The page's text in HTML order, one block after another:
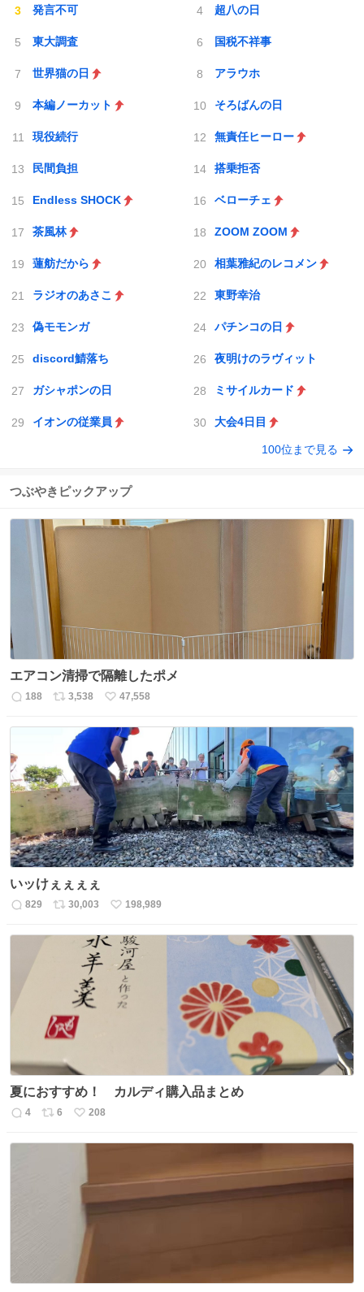
発言不可 超八の日
東大調査 国税不祥事
世界猫の日 アラウホ
本編ノーカット そろばんの日
現役続行 無責任ヒーロー
民間負担 搭乗拒否
Endless SHOCK ベローチェ
茶風林 ZOOM ZOOM
蓮舫だから 相葉雅紀のレコメン
ラジオのあさこ 東野幸治
偽モモンガ パチンコの日
discord鯖落ち 夜明けのラヴィット
ガシャポンの日 ミサイルカード
イオンの従業員 大会4日目
100位まで見る
つぶやきピックアップ
エアコン清掃で隔離したポメ
返
188
リ
数
3,538
い
ね
数
47,558
いッけぇぇぇぇ
返
829
リ
30,003
い
ね
数
198,989
夏におすすめ！ カルディ購入品まとめ
返
4
リ
6
い
208